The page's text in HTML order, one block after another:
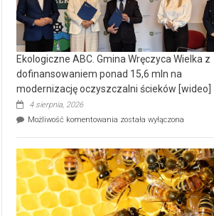
Ekologiczne ABC. Gmina Wręczyca Wielka z
dofinansowaniem ponad 15,6 mln na
modernizację oczyszczalni ścieków [wideo]
4 sierpnia, 2026
Możliwość komentowania Ekologiczne
Wręczyca
Wielka
z
dofinansowaniem
ponad
15,6
została wyłączona